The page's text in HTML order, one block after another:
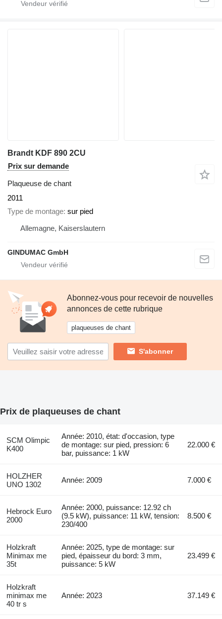
Brandt KDF 890 2CU
Prix sur demande
Plaqueuse de chant
2011
Type de montage sur pied
Allemagne, Kaiserslautern
GINDUMAC GmbH
Abonnez-vous pour recevoir de nouvelles
annonces de cette rubrique
plaqueuses de chant
S'abonner
Prix de plaqueuses de chant
SCM Olimpic
K400
Année: 2010, état: d'occasion, type
de montage: sur pied, pression: 6
bar, puissance: 1 kW
22.000 €
HOLZHER
UNO 1302
Année: 2009 7.000 €
Hebrock Euro
2000
Année: 2000, puissance: 12.92 ch
(9.5 kW), puissance: 11 kW, tension:
230/400
8.500 €
Holzkraft
Minimax me
35t
Année: 2025, type de montage: sur
pied, épaisseur du bord: 3 mm,
puissance: 5 kW
23.499 €
Holzkraft
minimax me
40 tr s
Année: 2023 37.149 €